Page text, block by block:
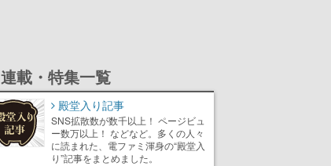
連載・特集一覧
殿堂入り記事
SNS拡散数が数千以上！ ページビュ
ー数万以上！ などなど。多くの人々
に読まれた、電ファミ渾身の“殿堂入
り”記事をまとめました。